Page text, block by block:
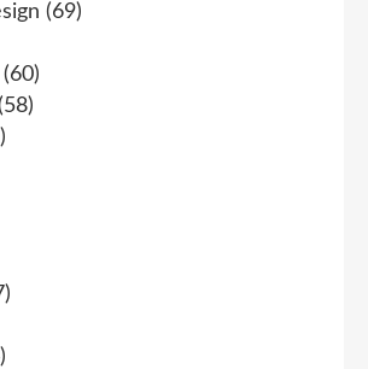
(69)
(60)